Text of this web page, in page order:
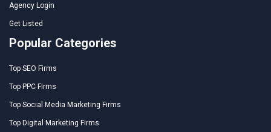
Agency Login
Get Listed
Popular Categories
Top SEO Firms
Top PPC Firms
Top Social Media Marketing Firms
Top Digital Marketing Firms